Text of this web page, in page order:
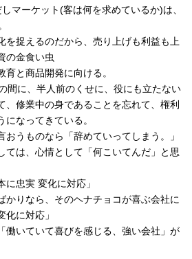
マーケット(客は何を求めているか)は、
を捉えるのだから、売り上げも利益も上
の金食い虫
と商品開発に向ける。
間に、半人前のくせに、役にも立たない
、修業中の身であることを忘れて、権利
なってきている。
おうものなら「辞めていってしまう。」
ては、心情として「何こいてんだ」と思
忠実 変化に対応」
かりなら、そのヘナチョコが喜ぶ会社に
に対応」
働いていて喜びを感じる、強い会社」が